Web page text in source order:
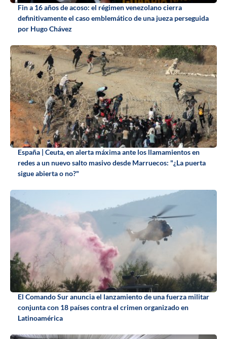
Fin a 16 años de acoso: el régimen venezolano cierra
definitivamente el caso emblemático de una jueza perseguida
por Hugo Chávez
España | Ceuta, en alerta máxima ante los llamamientos en
redes a un nuevo salto masivo desde Marruecos: "¿La puerta
sigue abierta o no?"
El Comando Sur anuncia el lanzamiento de una fuerza militar
conjunta con 18 países contra el crimen organizado en
Latinoamérica